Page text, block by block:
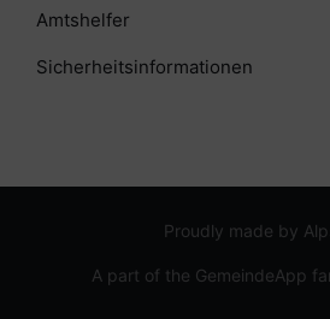
Amtshelfer
Sicherheitsinformationen
Proudly made by
A part of the GemeindeApp